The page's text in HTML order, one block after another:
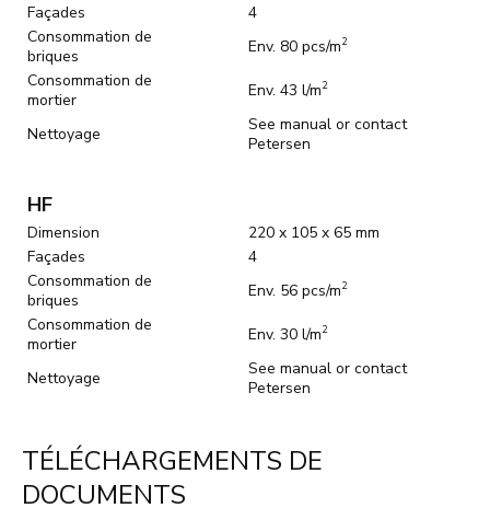
Façades
4
Consommation de
briques
Env. 80 pcs/m2
Consommation de
mortier
Env. 43 l/m2
Nettoyage
See manual or contact
Petersen
HF
Dimension
220 x 105 x 65 mm
Façades
4
Consommation de
briques
Env. 56 pcs/m2
Consommation de
mortier
Env. 30 l/m2
Nettoyage
See manual or contact
Petersen
TÉLÉCHARGEMENTS DE
DOCUMENTS